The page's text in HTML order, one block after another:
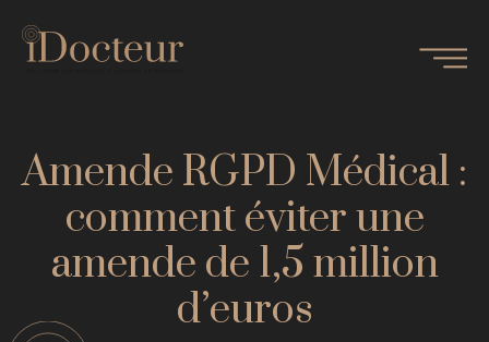
Amende RGPD Médical :
comment éviter une
amende de 1,5 million
d’euros